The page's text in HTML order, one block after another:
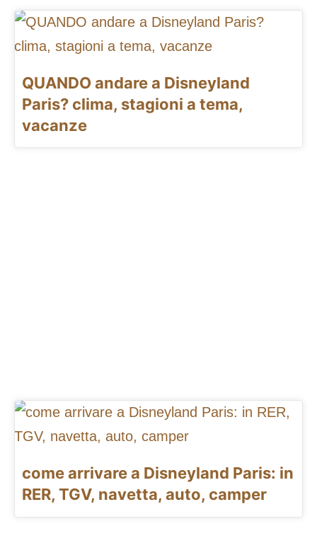
QUANDO andare a Disneyland
Paris? clima, stagioni a tema,
vacanze
come arrivare a Disneyland Paris: in
RER, TGV, navetta, auto, camper